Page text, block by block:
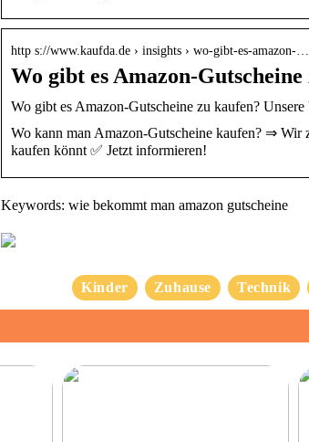
http s://www.kaufda.de › insights › wo-gibt-es-amazon-…
Wo gibt es Amazon-
Wo gibt es Amazon-Gutscheine zu kaufen?
Wo kann man Amazon-Gutscheine kaufen? ⇒ Wir
kaufen könnt ✅ Jetzt informieren!
Keywords: wie bekommt man amazon gutscheine
Kinder Zuhause Technik